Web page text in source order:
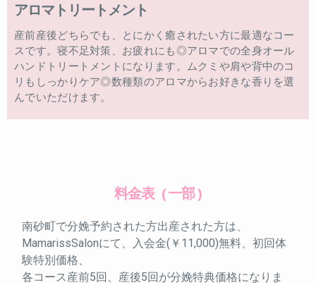
アロマトリートメント
産前産後どちらでも、とにかく癒されたい方に最適なコー
スです。寝不足対策、お疲れにも◎アロマでの全身オール
ハンドトリートメントになります。ムクミや肩や背中のコ
リもしっかりケア◎数種類のアロマからお好きな香りを選
んでいただけます。
料金表 ( 一部 )
南砂町で分娩予約された方出産された方は、
MamarissSalonにて、入会金(￥11,000)無料、初回体
験特別価格、
各コース産前5回、産後5回が分娩特典価格になりま